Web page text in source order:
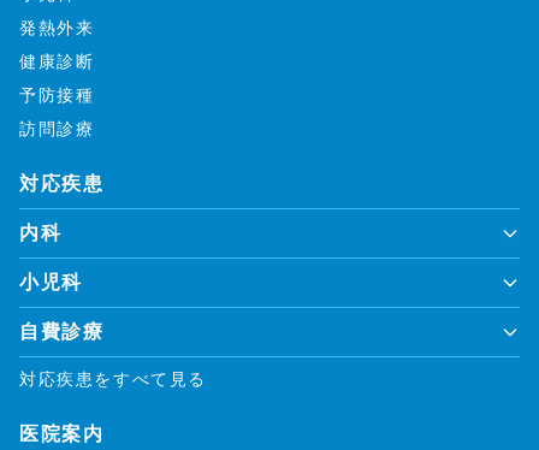
発熱外来
健康診断
予防接種
訪問診療
対応疾患
内科
小児科
自費診療
対応疾患をすべて見る
医院案内